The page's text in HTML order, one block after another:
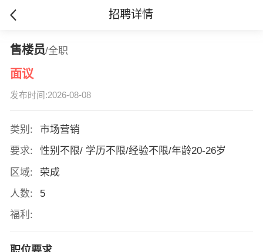
招聘详情
售楼员/全职
面议
发布时间:2026-08-08
类别:
市场营销
要求:
性别不限/ 学历不限/经验不限/年龄20-26岁
区域:
荣成
人数:
5
福利: